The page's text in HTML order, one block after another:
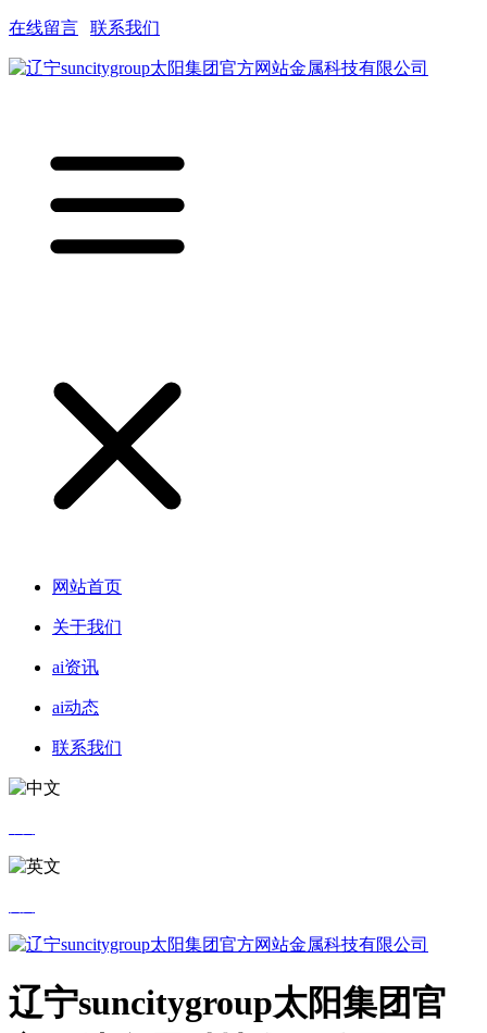
在线留言 联系我们
网站首页
关于我们
ai资讯
ai动态
联系我们
辽宁suncitygroup太阳集团官